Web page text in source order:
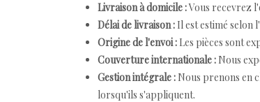
Livraison à domicile :Vous recevrez
Délai de livraison : Il est estimé selon
Origine de l'envoi : Les pièces sont
Couverture internationale : Nous
Gestion intégrale : Nous prenons en
lorsqu'ils s'appliquent.